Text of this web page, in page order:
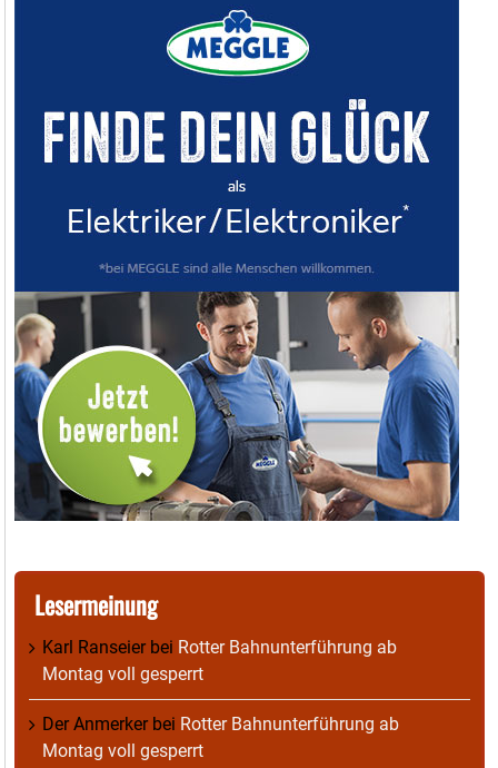
Lesermeinung
Karl Ranseierbei Rotter Bahnunterführung ab
Montag voll gesperrt
Der Anmerkerbei Rotter Bahnunterführung ab
Montag voll gesperrt